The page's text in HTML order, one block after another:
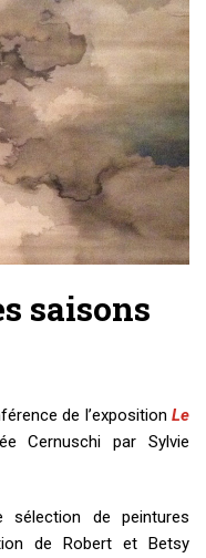
saisons
de l’exposition Le
Cernuschi par Sylvie
sélection de peintures
de Robert et Betsy